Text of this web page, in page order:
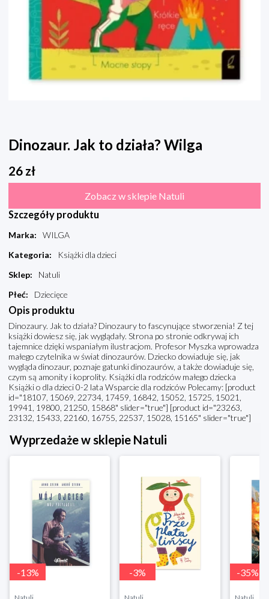
Dinozaur. Jak to działa? Wilga
26 zł
Zobacz w sklepie Natuli
Szczegóły produktu
Marka:
WILGA
Kategoria:
Książki dla dzieci
Sklep:
Natuli
Płeć: Dziecięce
Opis produktu
Dinozaury. Jak to działa? Dinozaury to fascynujące stworzenia! Z tej
książki dowiesz się, jak wyglądały. Strona po stronie odkrywaj ich
tajemnice dzięki wspaniałym ilustracjom. Profesor Myszka wprowadza
małego czytelnika w świat dinozaurów. Dziecko dowiaduje się, jak
wygląda dinozaur, poznaje gatunki dinozaurów, a także dowiaduje się,
czym są amonity i koprolity. Książki dla rodziców małego dziecka
Książki o dla dzieci 0-2 lata Wsparcie dla rodziców Polecamy: [product
id="18107, 15069, 22734, 17459, 16842, 15052, 15725, 15021,
19941, 19800, 21250, 15868" slider="true"] [product id="23263,
23132, 15433, 22160, 16755, 22537, 15028, 15165" slider="true"]
Wyprzedaże w sklepie Natuli
-13% -3% -35%